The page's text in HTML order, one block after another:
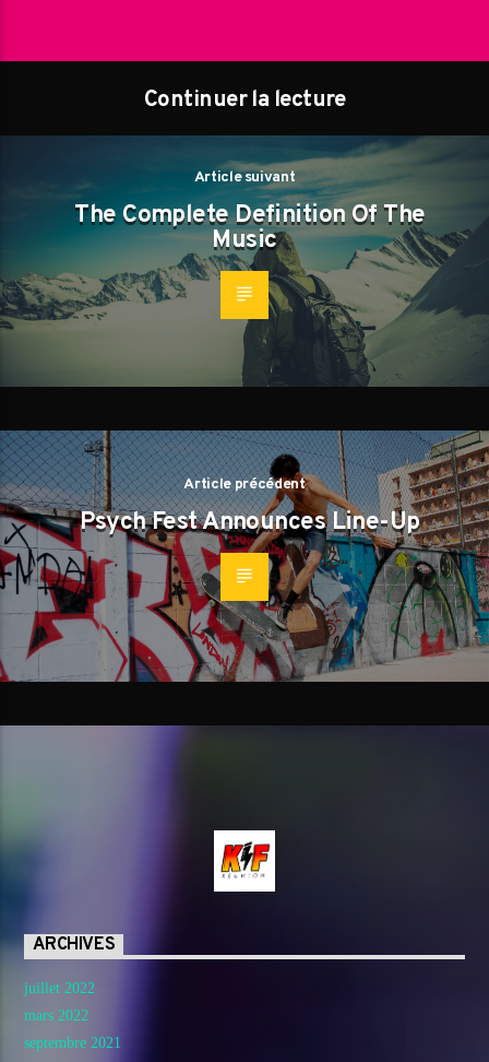
Continuer la lecture
Article suivant
The Complete Definition Of The
Music
Article précédent
Psych Fest Announces Line-Up
ARCHIVES
juillet 2022
mars 2022
septembre 2021